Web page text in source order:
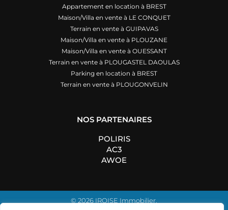
Appartement en location à BREST
Maison/Villa en vente à LE CONQUET
Terrain en vente à GUIPAVAS
Maison/Villa en vente à PLOUZANE
Maison/Villa en vente à OUESSANT
Terrain en vente à PLOUGASTEL DAOULAS
Parking en location à BREST
Terrain en vente à PLOUGONVELIN
NOS PARTENAIRES
POLIRIS
AC3
AWOE
© 2026 IROISE Immobilier.